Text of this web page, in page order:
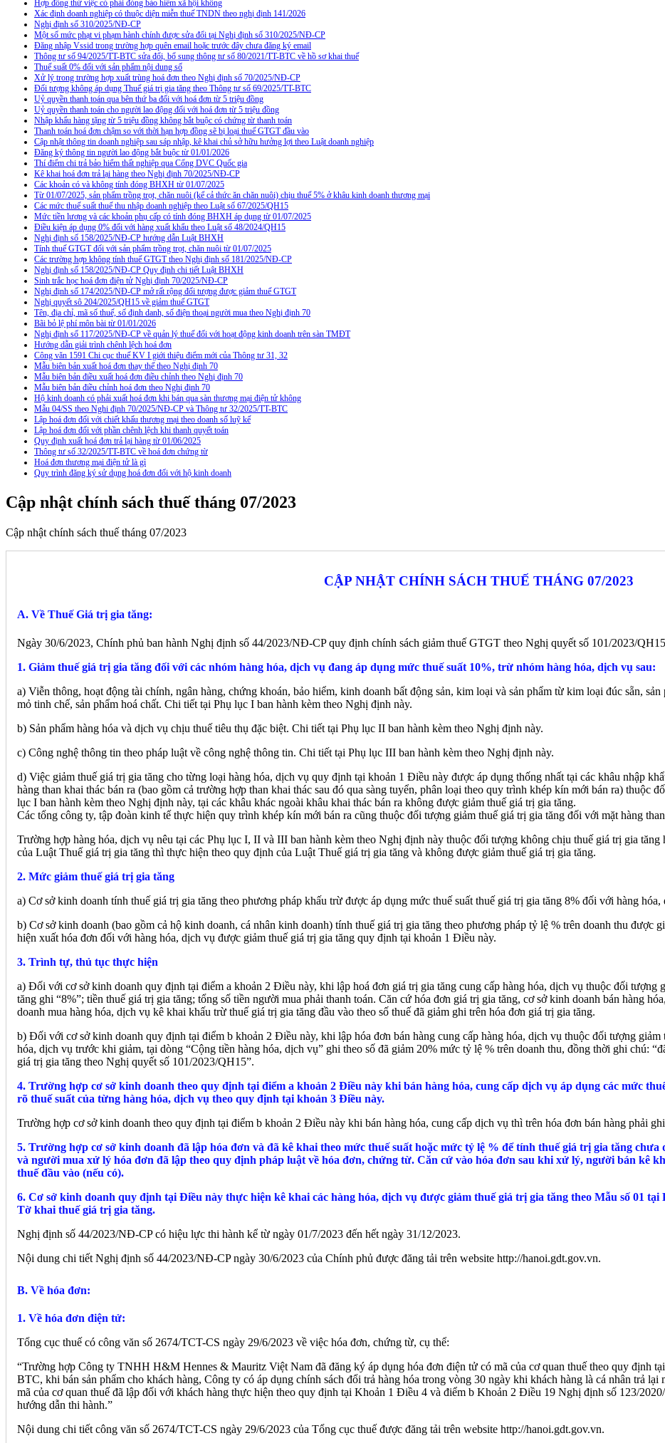
Hợp đồng thử việc có phải đóng bảo hiểm xã hội không
Xác định doanh nghiệp có thuộc diện miễn thuế TNDN theo nghị định 141/2026
Nghị định số 310/2025/NĐ-CP
Một số mức phạt vi phạm hành chính được sửa đổi tại Nghị định số 310/2025/NĐ-CP
Đăng nhập Vssid trong trường hợp quên email hoặc trước đây chưa đăng ký email
Thông tư số 94/2025/TT-BTC sửa đổi, bổ sung thông tư số 80/2021/TT-BTC về hồ sơ khai thuế
Thuế suất 0% đối với sản phẩm nội dung số
Xử lý trong trường hợp xuất trùng hoá đơn theo Nghị định số 70/2025/NĐ-CP
Đối tượng không áp dụng Thuế giá trị gia tăng theo Thông tư số 69/2025/TT-BTC
Uỷ quyền thanh toán qua bên thứ ba đối với hoá đơn từ 5 triệu đồng
Uỷ quyền thanh toán cho người lao động đối với hoá đơn từ 5 triệu đồng
Nhập khẩu hàng tặng từ 5 triệu đồng không bắt buộc có chứng từ thanh toán
Thanh toán hoá đơn chậm so với thời hạn hợp đồng sẽ bị loại thuế GTGT đầu vào
Cập nhật thông tin doanh nghiệp sau sáp nhập, kê khai chủ sở hữu hưởng lợi theo Luật doanh nghiệp
Đăng ký thông tin người lao động bắt buộc từ 01/01/2026
Thí điểm chi trả bảo hiểm thất nghiệp qua Cổng DVC Quốc gia
Kê khai hoá đơn trả lại hàng theo Nghị định 70/2025/NĐ-CP
Các khoản có và không tính đóng BHXH từ 01/07/2025
Từ 01/07/2025, sản phẩm trồng trọt, chăn nuôi (kể cả thức ăn chăn nuôi) chịu thuế 5% ở khâu kinh doanh thương mại
Các mức thuế suất thuế thu nhập doanh nghiệp theo Luật số 67/2025/QH15
Mức tiền lương và các khoản phụ cấp có tính đóng BHXH áp dụng từ 01/07/2025
Điều kiện áp dụng 0% đối với hàng xuất khẩu theo Luật số 48/2024/QH15
Nghị định số 158/2025/NĐ-CP hướng dẫn Luật BHXH
Tính thuế GTGT đối với sản phẩm trồng trọt, chăn nuôi từ 01/07/2025
Các trường hợp không tính thuế GTGT theo Nghị định số 181/2025/NĐ-CP
Nghị định số 158/2025/NĐ-CP Quy định chi tiết Luật BHXH
Sinh trắc học hoá đơn điện tử Nghị định 70/2025/NĐ-CP
Nghị định số 174/2025/NĐ-CP mở rất rộng đối tượng được giảm thuế GTGT
Nghị quyết sô 204/2025/QH15 về giảm thuế GTGT
Tên, địa chỉ, mã số thuế, số định danh, số điện thoại người mua theo Nghị định 70
Bãi bỏ lệ phí môn bài từ 01/01/2026
Nghị định số 117/2025/NĐ-CP về quản lý thuế đối với hoạt động kinh doanh trên sàn TMĐT
Hướng dẫn giải trình chênh lệch hoá đơn
Công văn 1591 Chi cục thuế KV I giới thiệu điểm mới của Thông tư 31, 32
Mẫu biên bản xuất hoá đơn thay thế theo Nghị định 70
Mẫu biên bản điều xuất hoá đơn điều chỉnh theo Nghị định 70
Mẫu biên bản điều chỉnh hoá đơn theo Nghị định 70
Hộ kinh doanh có phải xuất hoá đơn khi bán qua sàn thương mại điện tử không
Mẫu 04/SS theo Nghi định 70/2025/NĐ-CP và Thông tư 32/2025/TT-BTC
Lập hoá đơn đối với chiết khấu thương mại theo doanh số luỹ kế
Lập hoá đơn đối với phần chênh lệch khi thanh quyết toán
Quy định xuất hoá đơn trả lại hàng từ 01/06/2025
Thông tư số 32/2025/TT-BTC về hoá đơn chứng từ
Hoá đơn thương mại điện tử là gì
Quy trình đăng ký sử dụng hoá đơn đối với hộ kinh doanh
Cập nhật chính sách thuế tháng 07/2023
Cập nhật chính sách thuế tháng 07/2023
CẬP NHẬT CHÍNH SÁCH THUẾ THÁNG 07/2023
A. Về Thuế Giá trị gia tăng:
Ngày 30/6/2023, Chính phủ ban hành Nghị định số 44/2023/NĐ-CP quy định chính sách giảm thuế GTGT theo Nghị quyết số 101/2023/
1. Giảm thuế giá trị gia tăng đối với các nhóm hàng hóa, dịch vụ đang áp dụng mức thuế suất 10%, trừ nhóm hàng hóa, dịch vụ sau:
a) Viễn thông, hoạt động tài chính, ngân hàng, chứng khoán, bảo hiểm, kinh doanh bất động sản, kim loại và sản phẩm từ kim loại đúc sẵn,
mỏ tinh chế, sản phẩm hoá chất. Chi tiết tại Phụ lục I ban hành kèm theo Nghị định này.
b) Sản phẩm hàng hóa và dịch vụ chịu thuế tiêu thụ đặc biệt. Chi tiết tại Phụ lục II ban hành kèm theo Nghị định này.
c) Công nghệ thông tin theo pháp luật về công nghệ thông tin. Chi tiết tại Phụ lục III ban hành kèm theo Nghị định này.
d) Việc giảm thuế giá trị gia tăng cho từng loại hàng hóa, dịch vụ quy định tại khoản 1 Điều này được áp dụng thống nhất tại các khâu nhập
hàng than khai thác bán ra (bao gồm cả trường hợp than khai thác sau đó qua sàng tuyển, phân loại theo quy trình khép kín mới bán ra) thuộc
lục I ban hành kèm theo Nghị định này, tại các khâu khác ngoài khâu khai thác bán ra không được giảm thuế giá trị gia tăng.
Các tổng công ty, tập đoàn kinh tế thực hiện quy trình khép kín mới bán ra cũng thuộc đối tượng giảm thuế giá trị gia tăng đối với mặt hàng
Trường hợp hàng hóa, dịch vụ nêu tại các Phụ lục I, II và III ban hành kèm theo Nghị định này thuộc đối tượng không chịu thuế giá trị gia
của Luật Thuế giá trị gia tăng thì thực hiện theo quy định của Luật Thuế giá trị gia tăng và không được giảm thuế giá trị gia tăng.
2. Mức giảm thuế giá trị gia tăng
a) Cơ sở kinh doanh tính thuế giá trị gia tăng theo phương pháp khấu trừ được áp dụng mức thuế suất thuế giá trị gia tăng 8% đối với hàng
b) Cơ sở kinh doanh (bao gồm cả hộ kinh doanh, cá nhân kinh doanh) tính thuế giá trị gia tăng theo phương pháp tỷ lệ % trên doanh thu được
hiện xuất hóa đơn đối với hàng hóa, dịch vụ được giảm thuế giá trị gia tăng quy định tại khoản 1 Điều này.
3. Trình tự, thủ tục thực hiện
a) Đối với cơ sở kinh doanh quy định tại điểm a khoản 2 Điều này, khi lập hoá đơn giá trị gia tăng cung cấp hàng hóa, dịch vụ thuộc đối tượng
tăng ghi “8%”; tiền thuế giá trị gia tăng; tổng số tiền người mua phải thanh toán. Căn cứ hóa đơn giá trị gia tăng, cơ sở kinh doanh bán hàng
doanh mua hàng hóa, dịch vụ kê khai khấu trừ thuế giá trị gia tăng đầu vào theo số thuế đã giảm ghi trên hóa đơn giá trị gia tăng.
b) Đối với cơ sở kinh doanh quy định tại điểm b khoản 2 Điều này, khi lập hóa đơn bán hàng cung cấp hàng hóa, dịch vụ thuộc đối tượng
hóa, dịch vụ trước khi giảm, tại dòng “Cộng tiền hàng hóa, dịch vụ” ghi theo số đã giảm 20% mức tỷ lệ % trên doanh thu, đồng thời ghi chú:
giá trị gia tăng theo Nghị quyết số 101/2023/QH15”.
4. Trường hợp cơ sở kinh doanh theo quy định tại điểm a khoản 2 Điều này khi bán hàng hóa, cung cấp dịch vụ áp dụng các mức
rõ thuế suất của từng hàng hóa, dịch vụ theo quy định tại khoản 3 Điều này.
Trường hợp cơ sở kinh doanh theo quy định tại điểm b khoản 2 Điều này khi bán hàng hóa, cung cấp dịch vụ thì trên hóa đơn bán hàng phải
5. Trường hợp cơ sở kinh doanh đã lập hóa đơn và đã kê khai theo mức thuế suất hoặc mức tỷ lệ % để tính thuế giá trị gia tăng
và người mua xử lý hóa đơn đã lập theo quy định pháp luật về hóa đơn, chứng từ. Căn cứ vào hóa đơn sau khi xử lý, người bán kê
thuế đầu vào (nếu có).
6. Cơ sở kinh doanh quy định tại Điều này thực hiện kê khai các hàng hóa, dịch vụ được giảm thuế giá trị gia tăng theo Mẫu số 01
Tờ khai thuế giá trị gia tăng.
Nghị định số 44/2023/NĐ-CP có hiệu lực thi hành kể từ ngày 01/7/2023 đến hết ngày 31/12/2023.
Nội dung chi tiết Nghị định số 44/2023/NĐ-CP ngày 30/6/2023 của Chính phủ được đăng tải trên website http://hanoi.gdt.gov.vn.
B. Về hóa đơn:
1. Về hóa đơn điện tử:
Tổng cục thuế có công văn số 2674/TCT-CS ngày 29/6/2023 về việc hóa đơn, chứng từ, cụ thể:
“Trường hợp Công ty TNHH H&M Hennes & Mauritz Việt Nam đã đăng ký áp dụng hóa đơn điện tử có mã của cơ quan thuế theo quy định
BTC, khi bán sản phẩm cho khách hàng, Công ty có áp dụng chính sách đổi trả hàng hóa trong vòng 30 ngày khi khách hàng là cá nhân trả
mã của cơ quan thuế đã lập đối với khách hàng thực hiện theo quy định tại Khoản 1 Điều 4 và điểm b Khoản 2 Điều 19 Nghị định số 123/
hướng dẫn thi hành.”
Nội dung chi tiết công văn số 2674/TCT-CS ngày 29/6/2023 của Tổng cục thuế được đăng tải trên website http://hanoi.gdt.gov.vn.